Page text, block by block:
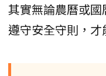
其實無論農曆或
遵守安全守則，才